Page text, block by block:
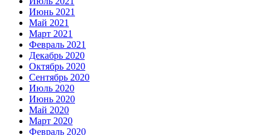
Июнь 2021
Май 2021
Март 2021
Февраль 2021
Декабрь 2020
Октябрь 2020
Сентябрь 2020
Июль 2020
Июнь 2020
Май 2020
Март 2020
Февраль 2020